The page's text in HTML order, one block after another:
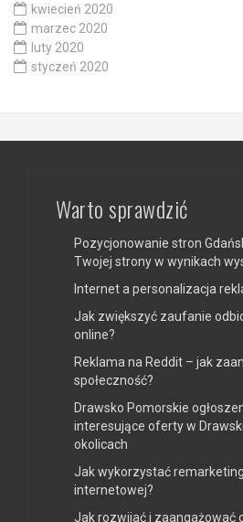
kwiecień 2020
marzec 2020
luty 2020
styczeń 2020
Warto sprawdzić
Pozycjonowanie stron
Twojej strony w wynikach
Internet a personalizacja
Jak zwiększyć zaufanie
online?
Reklama na Reddit – jak
społeczność?
Drawsko Pomorskie
interesujące oferty w
okolicach
Jak wykorzystać
internetowej?
Jak rozwijać i zaangażować